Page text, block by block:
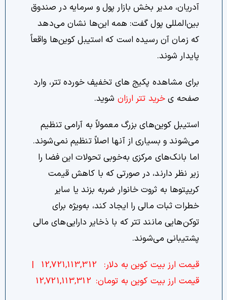
آدریان، مدیر بخش بازار پول و سرمایه در صندوق
بین‌المللی پول گفت: همه این‌ها نشان می‌دهد
که زمان آن رسیده است که استیبل کوین‌ها واقعاً
پایدار شوند.
برای مشاهده پکیج های تخفیف خورده تتر، وارد
صفحه یخرید تتر ارزان شوید.
استیبل کوین‌های بزرگ معمولاً به آرامی تنظیم
می‌شوند و بسیاری از آنها اصلاً تنظیم نمی‌شوند.
اما بانک‌های مرکزی به‌خوبی تحولات این فضا را
زیر نظر دارند، در صورتی که با کاهش قیمت
کریپتوها به ثروت خانوار ضربه بزند یا سایر
خطرات ثبات مالی را ایجاد کند، به‌ویژه برای
توکن‌هایی مانند تتر که با ذخایر دارایی‌های مالی
پشتیبانی می‌شوند.
قیمت ارز بیت کوین به دلار:
12,721,113,312
|
قیمت ارز بیت کوین به تومان: 12,721,113,312